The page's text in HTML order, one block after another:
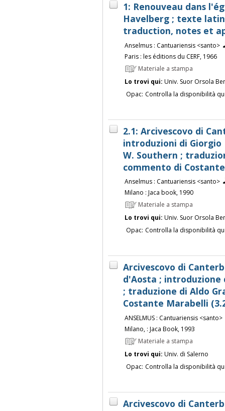
1: Renouveau dans
Havelberg ; texte
traduction, notes et
Anselmus : Cantuariensis <santo>
Paris : les éditions du CERF, 1966
Materiale a stampa
Lo trovi qui: Univ. Suor Orsola
Opac: Controlla la disponibilità
2.1: Arcivescovo di
introduzioni di Giorgio
W. Southern ;
commento di
Anselmus : Cantuariensis <santo>
Milano : Jaca book, 1990
Materiale a stampa
Lo trovi qui: Univ. Suor Orsola
Opac: Controlla la disponibilità
Arcivescovo di
d'Aosta ; introduzione
; traduzione di Aldo
Costante Marabelli
ANSELMUS : Cantuariensis <santo>
Milano, : Jaca Book, 1993
Materiale a stampa
Lo trovi qui: Univ. di Salerno
Opac: Controlla la disponibilità
Arcivescovo di